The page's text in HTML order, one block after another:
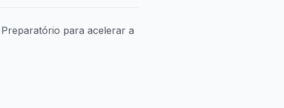
para acelerar a